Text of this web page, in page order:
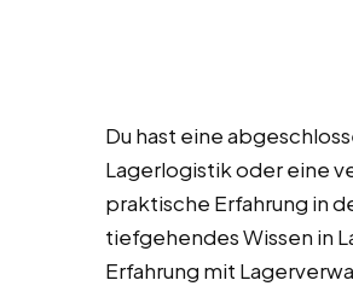
Du hast eine
Lagerlogistik oder eine
praktische Erfahrung in
tiefgehendes Wissen in
Erfahrung mit